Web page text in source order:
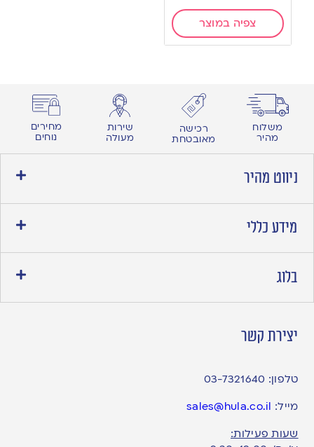
צפיה במוצר
משלוח
מהיר
רכישה
מאובטחת
שירות
מעולה
מחירים
נוחים
ניווט מהיר
מידע כללי
בלוג
יצירת קשר
טלפון: 03-7321640
מייל: sales@hula.co.il
שעות פעילות: